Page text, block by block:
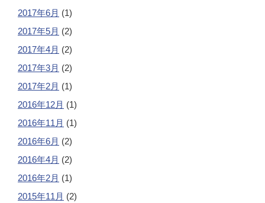
2017年6月 (1)
2017年5月 (2)
2017年4月 (2)
2017年3月 (2)
2017年2月 (1)
2016年12月 (1)
2016年11月 (1)
2016年6月 (2)
2016年4月 (2)
2016年2月 (1)
2015年11月 (2)